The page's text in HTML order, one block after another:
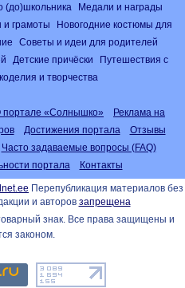
(до)школьника
Медали и награды
грамоты
Новогодние костюмы для
Советы и идеи для родителей
Детские причёски
Путешествия с
и творчества
портале «Солнышко»
Реклама на
Достижения портала
Отзывы
Часто задаваемые вопросы (FAQ)
портала
Контакты
Перепубликация материалов без
и авторов запрещена
знак. Все права защищены и
законом.